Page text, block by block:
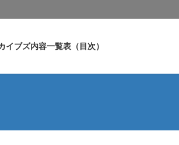
イブズ内容一覧表（目次）